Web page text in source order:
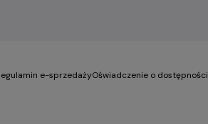
e-sprzedażyOświadczenie o dostępności